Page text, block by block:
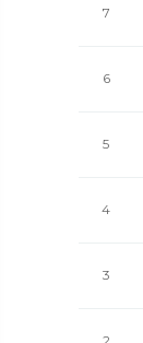
7
6
5
4
3